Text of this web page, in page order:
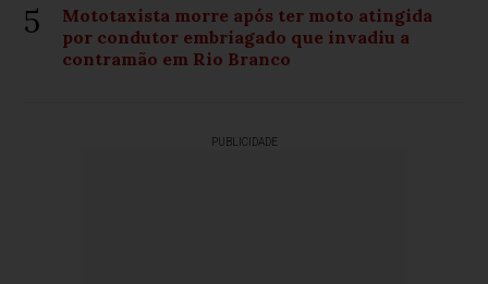
5
Mototaxista morre após ter moto atingida
por condutor embriagado que invadiu a
contramão em Rio Branco
PUBLICIDADE